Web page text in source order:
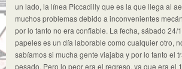
un lado, la línea Piccadilly que es la que llega al
muchos problemas debido a inconvenientes
por lo tanto no era confiable. La fecha, sábado 24/
papeles es un día laborable como cualquier otro,
sabíamos si mucha gente viajaba y por lo tanto el
pesado. Pero lo peor era el regreso, ya que era el